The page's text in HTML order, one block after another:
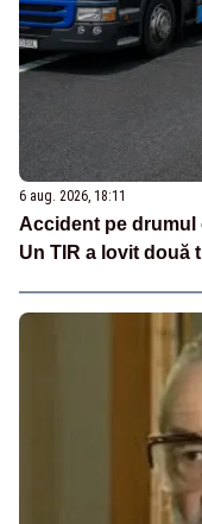
6 aug. 2026, 18:11
Accident pe drumul
Un TIR a lovit două